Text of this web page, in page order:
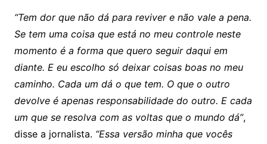
“Tem dor que não dá para reviver e não vale a pena.
Se tem uma coisa que está no meu controle neste
momento é a forma que quero seguir daqui em
diante. E eu escolho só deixar coisas boas no meu
caminho. Cada um dá o que tem. O que o outro
devolve é apenas responsabilidade do outro. E cada
um que se resolva com as voltas que o mundo dá”,
disse a jornalista. “Essa versão minha que vocês